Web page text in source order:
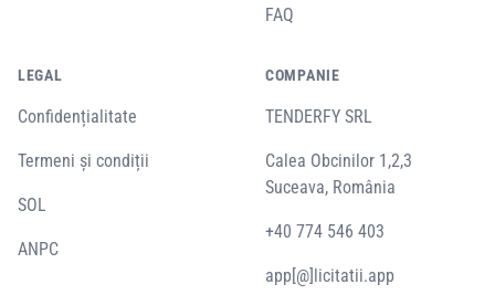
FAQ
LEGAL
Confidențialitate
Termeni și condiții
SOL
ANPC
COMPANIE
TENDERFY SRL
Calea Obcinilor 1,2,3
Suceava, România
+40 774 546 403
app[@]licitatii.app